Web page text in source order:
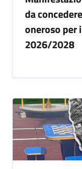
da
oneroso per
2026/2028